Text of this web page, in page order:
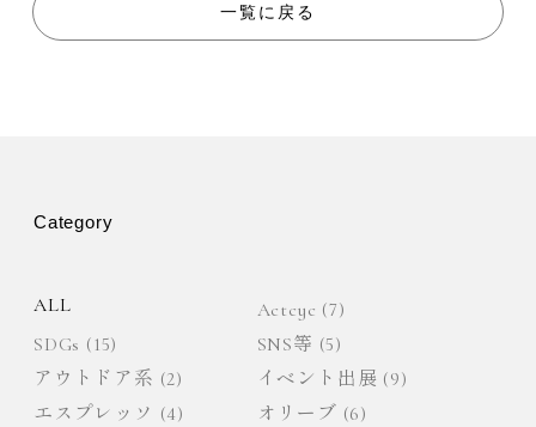
ビ
ン
一覧に戻る
Category
ALL Actcyc (7)
SDGs (15) SNS等 (5)
アウトドア系 (2) イベント出展 (9)
エスプレッソ (4) オリーブ (6)